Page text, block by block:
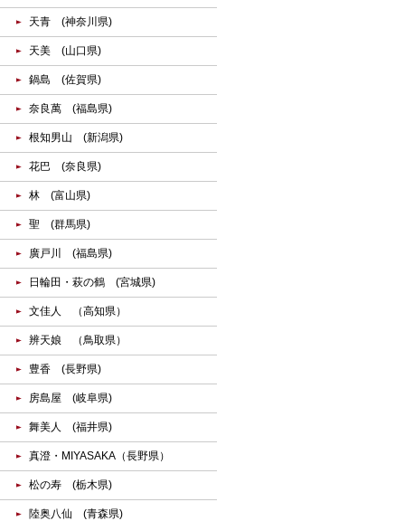
天青 (神奈川県)
天美 (山口県)
鍋島 (佐賀県)
奈良萬 (福島県)
根知男山 (新潟県)
花巴 (奈良県)
林 (富山県)
聖 (群馬県)
廣戸川 (福島県)
日輪田・萩の鶴 (宮城県)
文佳人 （高知県）
辨天娘 （鳥取県）
豊香 (長野県)
房島屋 (岐阜県)
舞美人 (福井県)
真澄・MIYASAKA（長野県）
松の寿 (栃木県)
陸奥八仙 (青森県)